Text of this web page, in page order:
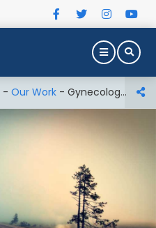
- Our Work - Gynecologic Skills Trainer P91